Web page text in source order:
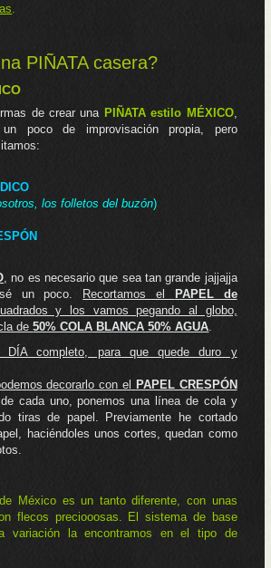
PIÑATA casera?
de crear una PIÑATA estilo MÉXICO,
poco de improvisación propia, pero
los folletos del buzón)
, no es necesario que sea tan grande jajjajja
un poco.
Recortamos el
PAPEL de
y los vamos pegando al globo,
de50% COLA BLANCA 50% AGUA
DÍA completo, para que quede duro y
decorarlo con el
PAPEL CRESPÓN
de cada uno, ponemos una línea de cola y
tiras de papel. Previamente he cortado
haciéndoles unos cortes, quedan como
México es un tanto diferente, con unas
flecos preciooosas. El sistema de base
variación la encontramos en el tipo de